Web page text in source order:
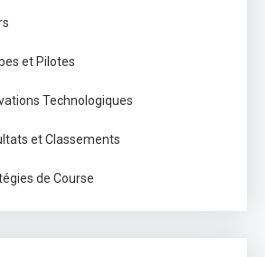
et Pilotes
Technologiques
et Classements
de Course